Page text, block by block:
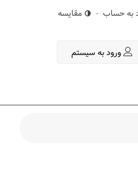
به حساب مقایسه
ورود به سیستم